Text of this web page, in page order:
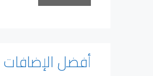
أفضل الإضافات